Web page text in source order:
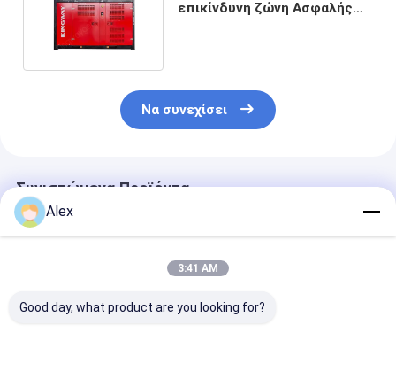
επικίνδυνη ζώνη Ασφαλής
Να συνεχίσει
Συνιστώμενα Προϊόντα
Alex
3:41 AM
Good day, what product are you looking for?